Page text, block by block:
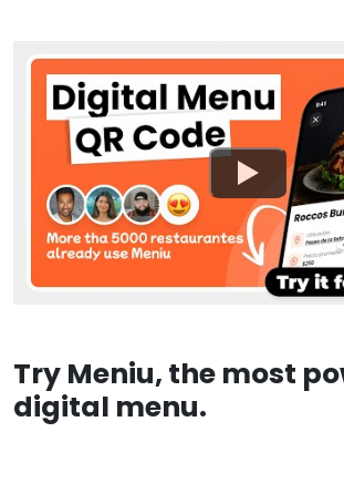
Try Meniu, the most
digital menu.